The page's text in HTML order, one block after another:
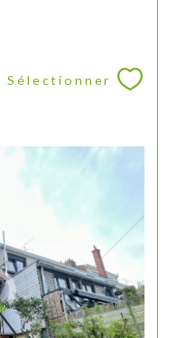
Sélectionner